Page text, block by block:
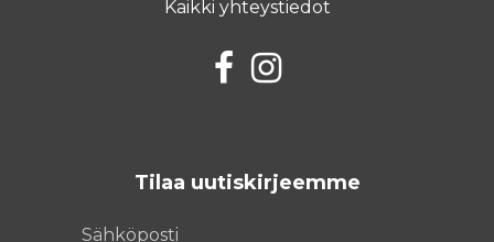
Kaikki yhteystiedot
FacebookInstagram
Tilaa uutiskirjeemme